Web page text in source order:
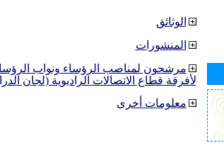
الوثائق
المنشورات
مرشحون لمناصب الرؤساء ونواب
لأفرقة قطاع الاتصالات الراديوية (لجان
معلومات أخرى